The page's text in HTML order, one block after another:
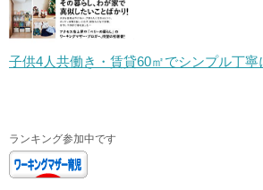
子供4人共働き・賃貸60㎡でシンプル丁寧
ランキング参加中です